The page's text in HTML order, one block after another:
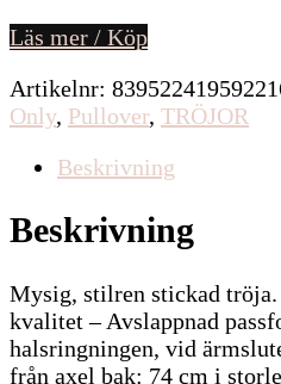
Läs mer / Köp
Artikelnr:
Only, Pullover, TRÖJOR
Beskrivning
Beskrivning
Mysig, stilren stickad
kvalitet – Avslappnad
halsringningen, vid
från axel bak: 74 cm i